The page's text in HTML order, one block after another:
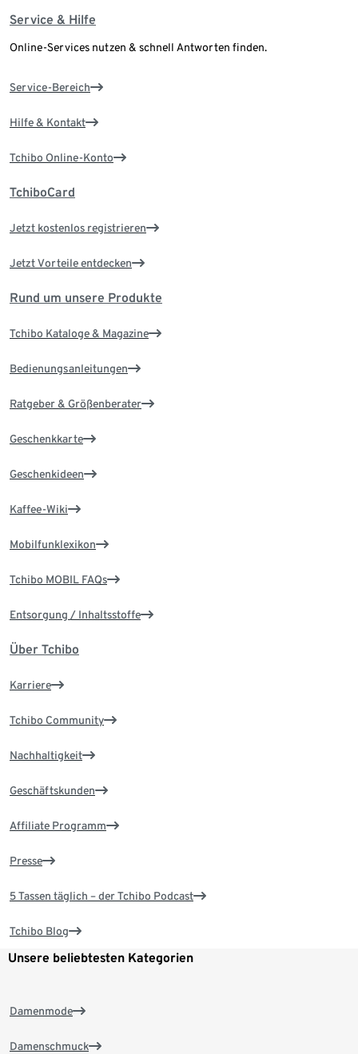
Service & Hilfe
Online-Services nutzen & schnell Antworten finden.
Service-Bereich
Hilfe & Kontakt
Tchibo Online-Konto
TchiboCard
Jetzt kostenlos registrieren
Jetzt Vorteile entdecken
Rund um unsere Produkte
Tchibo Kataloge & Magazine
Bedienungsanleitungen
Ratgeber & Größenberater
Geschenkkarte
Geschenkideen
Kaffee-Wiki
Mobilfunklexikon
Tchibo MOBIL FAQs
Entsorgung / Inhaltsstoffe
Über Tchibo
Karriere
Tchibo Community
Nachhaltigkeit
Geschäftskunden
Affiliate Programm
Presse
5 Tassen täglich – der Tchibo Podcast
Tchibo Blog
Unsere beliebtesten Kategorien
Damenmode
Damenschmuck